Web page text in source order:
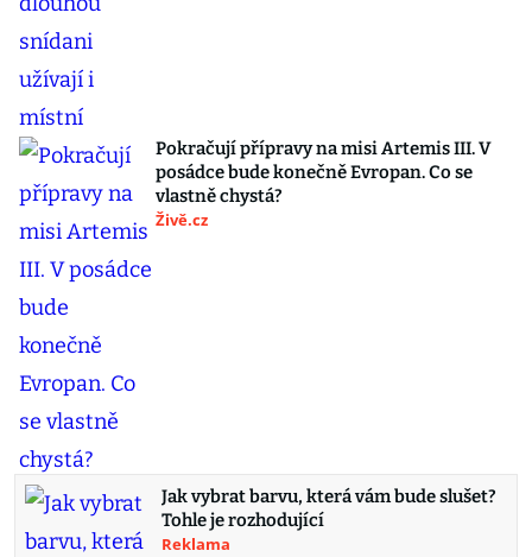
Pokračují přípravy na misi Artemis III. V
posádce bude konečně Evropan. Co se
vlastně chystá?
Živě.cz
Jak vybrat barvu, která vám bude slušet?
Tohle je rozhodující
Reklama